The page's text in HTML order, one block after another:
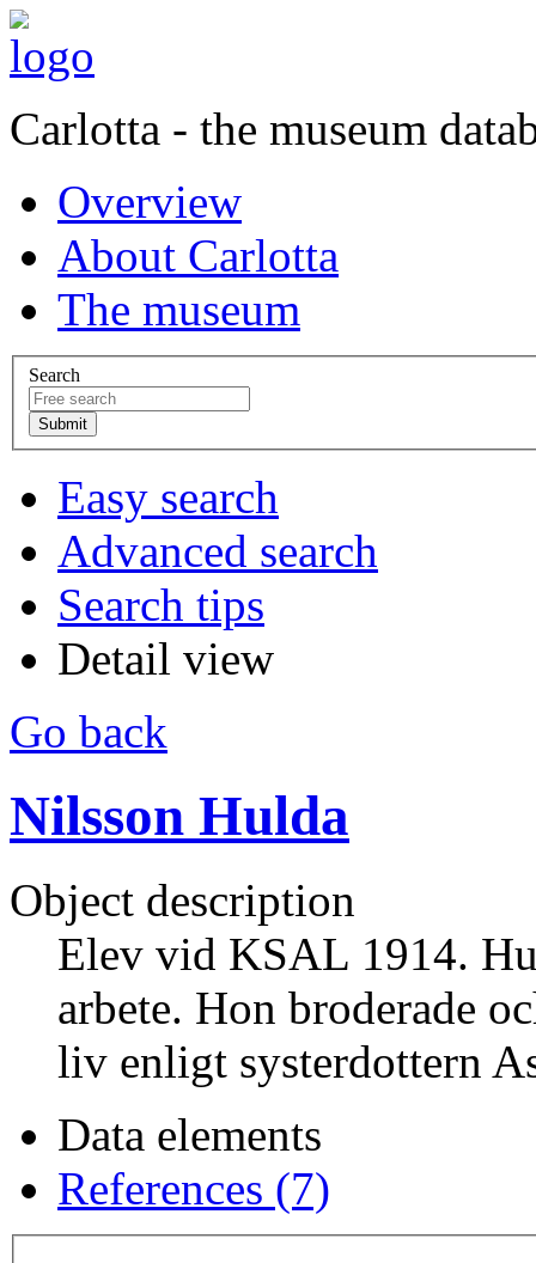
Carlotta - the museum
Overview
About Carlotta
The museum
Search
Easy search
Advanced search
Search tips
Detail view
Go back
Nilsson Hulda
Object description
Elev vid KSAL 1914.
arbete. Hon broderade
liv enligt systerdottern
Data elements
References (7)